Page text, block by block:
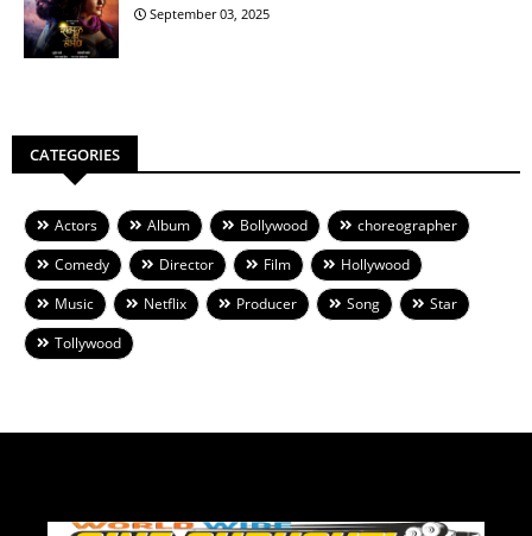
September 03, 2025
CATEGORIES
Actors Album Bollywood
choreographer
Comedy
Director Film
Hollywood
Music
Netflix Producer Song
Star
Tollywood